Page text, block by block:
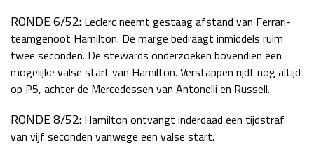
RONDE 6/52: Leclerc neemt gestaag afstand van Ferrari-
teamgenoot Hamilton. De marge bedraagt inmiddels ruim
twee seconden. De stewards onderzoeken bovendien een
mogelijke valse start van Hamilton. Verstappen rijdt nog altijd
op P5, achter de Mercedessen van Antonelli en Russell.
RONDE 8/52: Hamilton ontvangt inderdaad een tijdstraf
van vijf seconden vanwege een valse start.